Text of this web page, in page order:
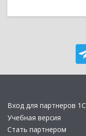
Вход для партнеров 1С
Учебная версия
Стать партнером